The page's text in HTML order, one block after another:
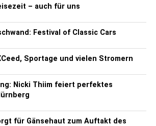
– auch für uns
Festival of Classic Cars
Sportage und vielen Stromern
Nicki Thiim feiert perfektes
für Gänsehaut zum Auftakt des